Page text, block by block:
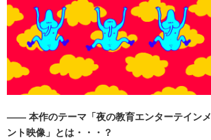
―― 本作のテーマ 「夜の教育エンターテインメ
ント映像」とは・・・？